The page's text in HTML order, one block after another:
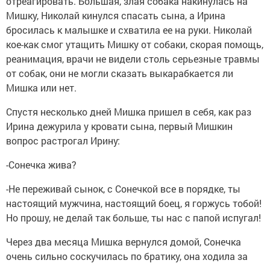
Мишку, Николай кинулся спасать сына, а Ирина
бросилась к малышке и схватила ее на руки. Николай
кое-как смог утащить Мишку от собаки, скорая помощь,
реанимация, врачи не видели столь серьезные травмы
от собак, они не могли сказать выкарабкается ли
Мишка или нет.
Спустя несколько дней Мишка пришел в себя, как раз
Ирина дежурила у кровати сына, первый Мишкин
вопрос растрогал Ирину:
-Сонечка жива?
-Не переживай сынок, с Сонечкой все в порядке, ты
настоящий мужчина, настоящий боец, я горжусь тобой!
Но прошу, не делай так больше, ты нас с папой испугал!
Через два месяца Мишка вернулся домой, Сонечка
очень сильно соскучилась по братику, она ходила за